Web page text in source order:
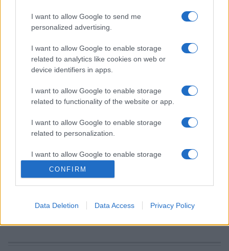
I want to allow Google to send me
personalized advertising.
I want to allow Google to enable storage
related to analytics like cookies on web or
device identifiers in apps.
I want to allow Google to enable storage
related to functionality of the website or app.
I want to allow Google to enable storage
related to personalization.
I want to allow Google to enable storage
related to security, including authentication
functionality and fraud prevention, and other
user protection.
CONFIRM
Data Deletion Data Access Privacy Policy
kaphatok-a-jegyek-szilveszteri-msorunkra-.html
utolsó alkalommal játsszák Euripidész Oresztész
című
drámáját.
A decemberi jegyeket október 20. keddtől személyesen,